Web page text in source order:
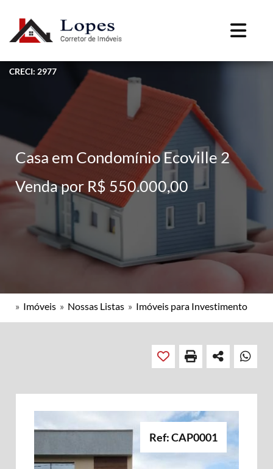
CRECI: 2977
Casa em Condomínio Ecoville 2
Venda por R$ 550.000,00
» Imóveis » Nossas Listas » Imóveis para Investimento
Ref: CAP0001